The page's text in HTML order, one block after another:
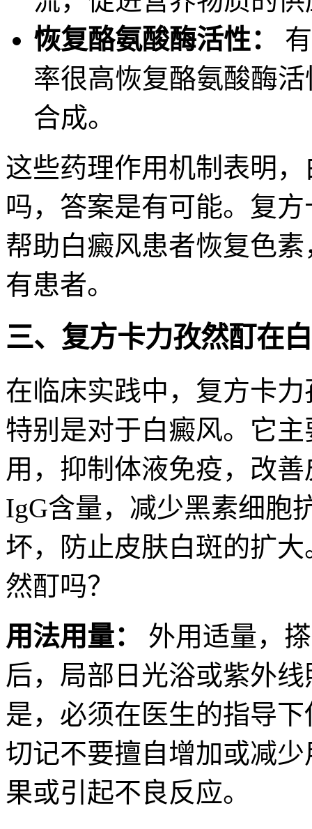
恢复酪氨酸酶活性：
率很高恢复酪氨酸酶
合成。
这些药理作用机制表明，
吗，答案是有可能。复
帮助白癜风患者恢复色
有患者。
三、复方卡力孜然酊在
在临床实践中，复方卡
特别是对于白癜风。它
用，抑制体液免疫，改
IgG含量，减少黑素细胞
坏，防止皮肤白斑的扩大
然酊吗？
用法用量：
外用适量，
后，局部日光浴或紫外
是，必须在医生的指导
切记不要擅自增加或减
果或引起不良反应。